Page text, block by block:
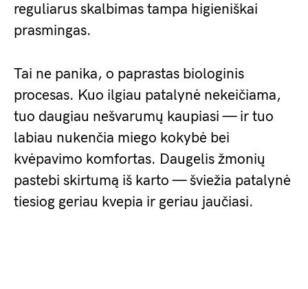
reguliarus skalbimas tampa higieniškai
prasmingas.
Tai ne panika, o paprastas biologinis
procesas. Kuo ilgiau patalynė nekeičiama,
tuo daugiau nešvarumų kaupiasi — ir tuo
labiau nukenčia miego kokybė bei
kvėpavimo komfortas. Daugelis žmonių
pastebi skirtumą iš karto — šviežia patalynė
tiesiog geriau kvepia ir geriau jaučiasi.